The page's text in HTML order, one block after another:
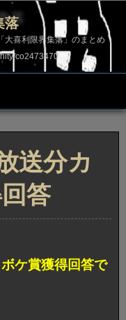
落
大喜利限界集落」のまとめ
co2473470
送分カ
答
ケ賞獲得回答で